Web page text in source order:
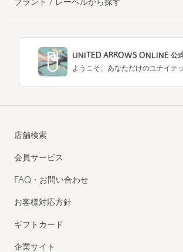
ブランド / レーベルから探す
UNITED ARROWS ONLINE 公
ようこそ、あなただけのユナイテ
店舗検索
会員サービス
FAQ・お問い合わせ
お客様対応方針
ギフトカード
企業サイト